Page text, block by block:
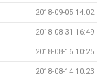
2018-09-05 14:02
2018-08-31 16:49
2018-08-16 10:25
2018-08-14 10:23